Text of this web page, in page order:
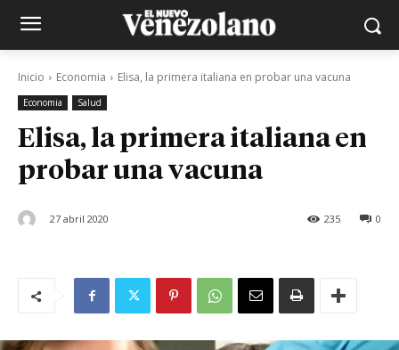
Inicio Economia Elisa, la primera italiana en probar una vacuna
Economia Salud
Elisa, la primera italiana en
probar una vacuna
27 abril 2020 0
235